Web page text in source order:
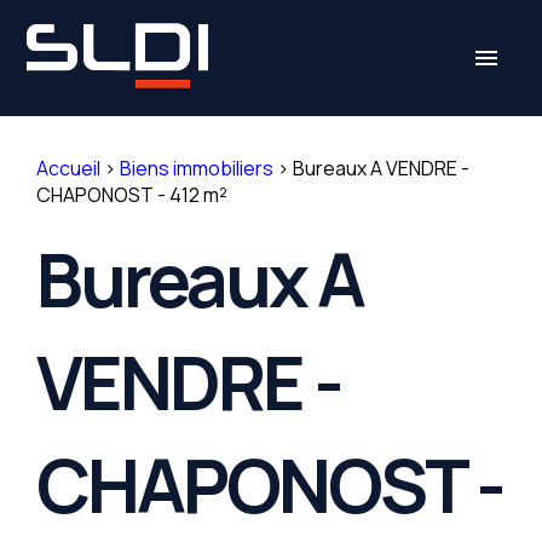
menu
Accueil > Biens immobiliers > Bureaux A VENDRE -
CHAPONOST - 412 m²
Bureaux A
VENDRE -
CHAPONOST -